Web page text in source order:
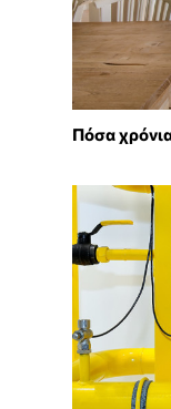
Πόσα